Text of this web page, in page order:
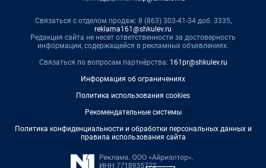
Связаться с отделом продаж: 8 (863) 303-41-34 доб. 3335,
reklama161@shkulev.ru
Редакция сайта не несет ответственности за достоверность
информации, содержащейся в рекламных объявлениях.
Связаться по вопросам партнёрства: 161pr@shkulev.ru
Информация об ограничениях
Политика использования cookies
Рекомендательные системы
Политика конфиденциальности и обработки персональных данных и
правила использования сайта